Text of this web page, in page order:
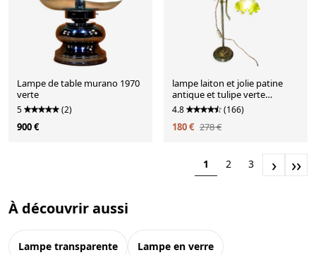
Lampe de table murano 1970
verte
5 (2)
900 €
lampe laiton et jolie patine
antique et tulipe verte
opaque , 58x25
4.8 (166)
180 € 278 €
1 2 3 › ››
À découvrir aussi
lampe transparente lampe en verre